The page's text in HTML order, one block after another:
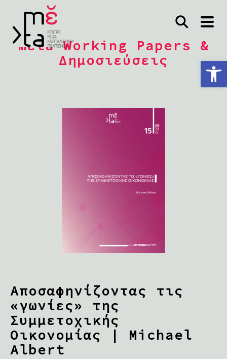
Ανοίξτε τη γραμμή εργαλείων
mέta Working Papers &
Δημοσιεύσεις
Αποσαφηνίζοντας τις
«γωνίες» της
Συμμετοχικής
Οικονομίας | Michael
Albert